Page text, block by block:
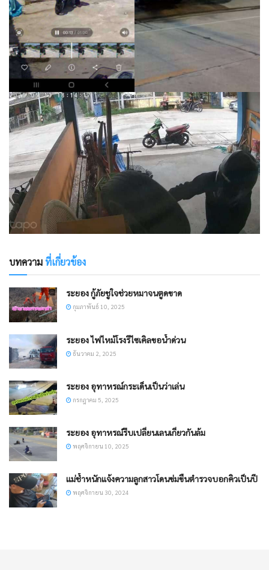
บทความที่เกี่ยวข้อง
ระยอง กู้ภัยชูใจช่วยหมาจนตูดขาด
กุมภาพันธ์ 10, 2025
ระยอง ไฟไหม้โรงรีไซเคิลขอน้ำด่วน
ธันวาคม 2, 2025
ระยอง อุทาหรณ์กระเด็นเป็นว่าเล่น
กรกฎาคม 5, 2025
ระยอง อุทาหรณ์รีบเปลี่ยนเลนเกี่ยวกันล้ม
พฤศจิกายน 10, 2025
แม่ช้ำหนักแจ้งความลูกสาวโดนข่มขืนตำรวจบอกคิวเป็นปี
พฤศจิกายน 30, 2024